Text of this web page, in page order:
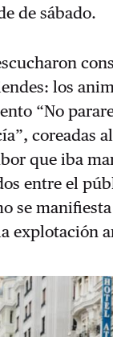
de sábado.
los
“No
coreadas
que iba
entre el
se
explotación